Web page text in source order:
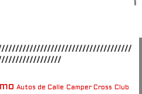
Autos de Calle Camper Cross Club